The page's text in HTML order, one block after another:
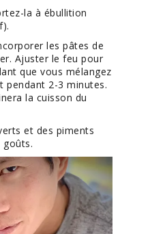
la à ébullition
les pâtes de
Ajuster le feu pour
que vous mélangez
pendant 2-3 minutes.
la cuisson du
et des piments